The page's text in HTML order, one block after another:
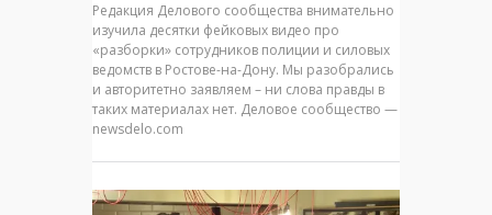
Редакция Делового сообщества внимательно
изучила десятки фейковых видео про
«разборки» сотрудников полиции и силовых
ведомств в Ростове-на-Дону. Мы разобрались
и авторитетно заявляем – ни слова правды в
таких материалах нет. Деловое сообщество —
newsdelo.com